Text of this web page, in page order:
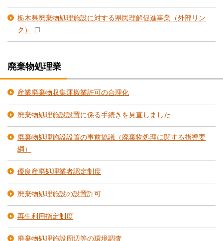
栃木県廃棄物処理施設に対する県民理解促進事業 （外部リン
ク）
廃棄物処理業
産業廃棄物収集運搬業許可の合理化
廃棄物処理施設設置に係る手続きを見直しました
廃棄物処理施設設置の事前協議（廃棄物処理に関する指導要
綱）
優良産廃処理業者認定制度
廃棄物処理施設の設置許可
再生利用指定制度
廃棄物処理施設周辺等の環境調査